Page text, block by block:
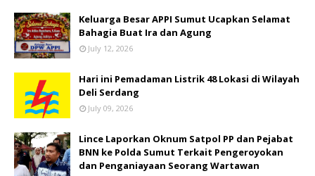
Keluarga Besar APPI Sumut Ucapkan Selamat
Bahagia Buat Ira dan Agung
July 12, 2026
Hari ini Pemadaman Listrik 48 Lokasi di Wilayah
Deli Serdang
July 09, 2026
Lince Laporkan Oknum Satpol PP dan Pejabat
BNN ke Polda Sumut Terkait Pengeroyokan
dan Penganiayaan Seorang Wartawan